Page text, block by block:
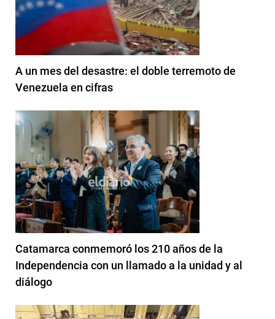
A un mes del desastre: el doble terremoto de
Venezuela en cifras
Catamarca conmemoró los 210 años de la
Independencia con un llamado a la unidad y al
diálogo